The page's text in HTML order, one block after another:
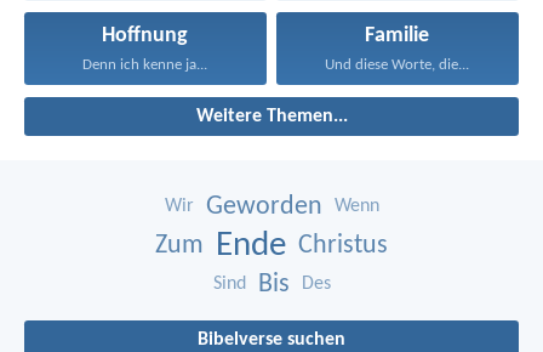
Hoffnung
Denn ich kenne ja...
Familie
Und diese Worte, die...
Weitere Themen...
Wir Geworden Wenn
Zum Ende Christus
Sind Bis Des
Bibelverse suchen